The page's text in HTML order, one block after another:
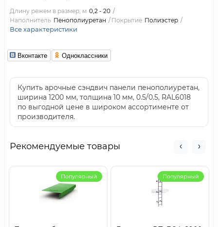
Длину режем в размер, м 0,2 - 20
Наполнитель Пенополиуретан Покрытие Полиэстер
Все характеристики
Вконтакте Одноклассники
Купить арочные сэндвич панели пенополиуретан,
ширина 1200 мм, толщина 10 мм, 0.5/0.5, RAL6018
по выгодной цене в широком ассортименте от
производителя.
Рекомендуемые товары
Популярный Популярный